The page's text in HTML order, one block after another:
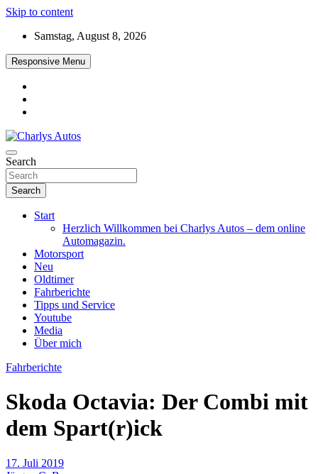
Skip to content
Samstag, August 8, 2026
Responsive Menu
Charlys Autos
Das neue Automagazin – global. regional. informativ. interaktiv
Search
Search
Start
Herzlich Willkommen bei Charlys Autos – dem online
Automagazin.
Motorsport
Neu
Oldtimer
Fahrberichte
Tipps und Service
Youtube
Media
Über mich
Fahrberichte
Skoda Octavia: Der Combi mit
dem Spart(r)ick
17. Juli 2019